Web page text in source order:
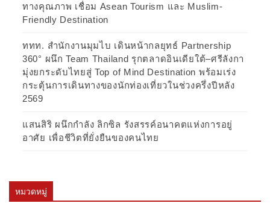
ทางคุณภาพ เชื่อม Asean Tourism และ Muslim-
Friendly Destination
ททท. สำนักงานมุมไบ เดินหน้ากลยุทธ์ Partnership
360° ผนึก Team Thailand รุกตลาดอินเดียใต้–ศรีลังกา
มุ่งยกระดับไทยสู่ Top of Mind Destination พร้อมเร่ง
กระตุ้นการเดินทางของนักท่องเที่ยวในช่วงครึ่งปีหลัง
2569
แสนสิริ ผนึกกำลัง ลิกซิล รังสรรค์อนาคตแห่งการอยู่
อาศัย เพื่อชีวิตที่ยั่งยืนของคนไทย
หมวดหมู่